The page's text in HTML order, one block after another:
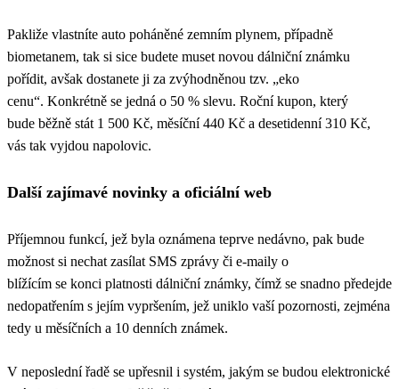
Pakliže vlastníte auto poháněné zemním plynem, případně
biometanem, tak si sice budete muset novou dálniční známku
pořídit, avšak dostanete ji za zvýhodněnou tzv. „eko
cenu“. Konkrétně se jedná o 50 % slevu. Roční kupon, který
bude běžně stát 1 500 Kč, měsíční 440 Kč a desetidenní 310 Kč,
vás tak vyjdou napolovic.
Další zajímavé novinky a oficiální web
Příjemnou funkcí, jež byla oznámena teprve nedávno, pak bude
možnost si nechat zasílat SMS zprávy či e-maily o
blížícím se konci platnosti dálniční známky, čímž se snadno předejde
nedopatřením s jejím vypršením, jež uniklo vaší pozornosti, zejména
tedy u měsíčních a 10 denních známek.
V neposlední řadě se upřesnil i systém, jakým se budou elektronické